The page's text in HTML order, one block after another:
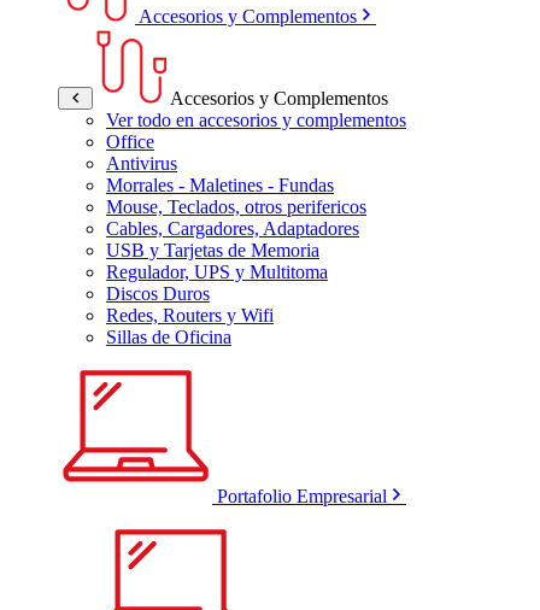
Accesorios y Complementos
Accesorios y Complementos
Ver todo en accesorios y complementos
Office
Antivirus
Morrales - Maletines - Fundas
Mouse, Teclados, otros perifericos
Cables, Cargadores, Adaptadores
USB y Tarjetas de Memoria
Regulador, UPS y Multitoma
Discos Duros
Redes, Routers y Wifi
Sillas de Oficina
Portafolio Empresarial